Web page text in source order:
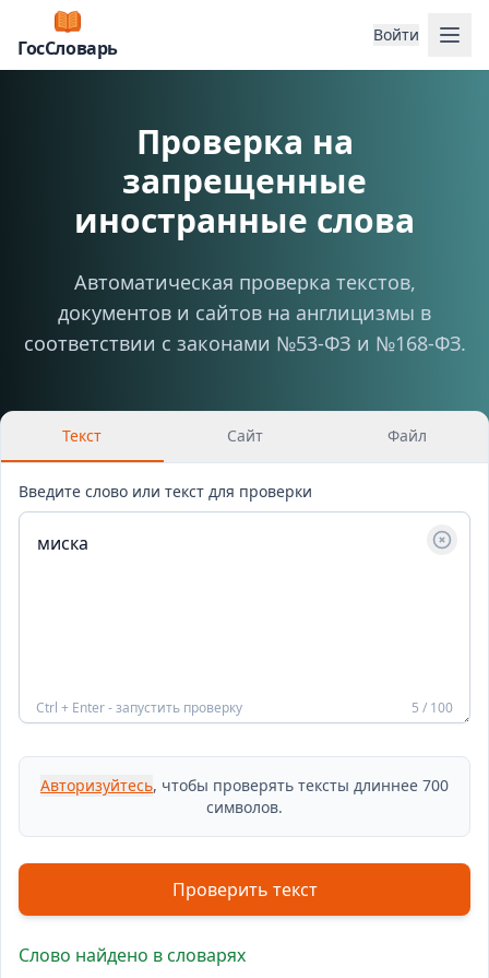
ГосСловарь
Войти
Проверка на
запрещенные
иностранные слова
Автоматическая проверка текстов,
документов и сайтов на англицизмы в
соответствии с законами №53-ФЗ и №168-ФЗ.
Текст Сайт Файл
Введите слово или текст для проверки
Ctrl + Enter - запустить проверку 5 / 100
Авторизуйтесь, чтобы проверять тексты длиннее 700
символов.
Проверить текст
Слово найдено в словарях